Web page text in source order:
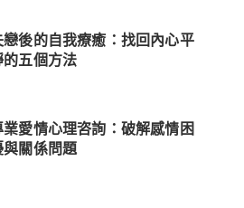
戀後的自我療癒：找回內心平
的五個方法
業愛情心理咨詢：破解感情困
與關係問題